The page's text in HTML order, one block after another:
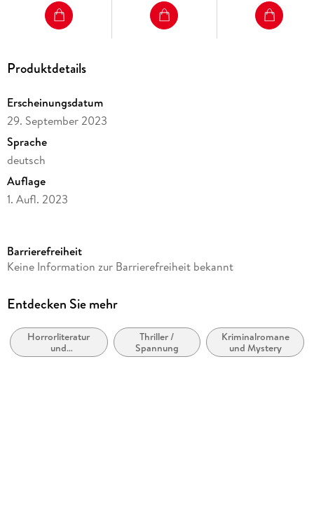
Produktdetails
Erscheinungsdatum
29. September 2023
Sprache
deutsch
Auflage
1. Aufl. 2023
Altersempfehlung
Reihe
Autor/Autorin
H.P. Lovecraft
Barrierefreiheit
Keine Information zur Barrierefreiheit bekannt
Entdecken Sie mehr
Horrorliteratur
und
Übernatürliches
Thriller /
Spannung
Kriminalromane
und Mystery